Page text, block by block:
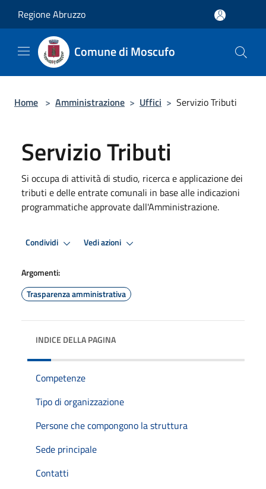
Regione Abruzzo
Comune di Moscufo
Home > Amministrazione > Uffici > Servizio Tributi
Servizio Tributi
Si occupa di attività di studio, ricerca e applicazione dei
tributi e delle entrate comunali in base alle indicazioni
programmatiche approvate dall'Amministrazione.
Condividi Vedi azioni
Argomenti:
Trasparenza amministrativa
INDICE DELLA PAGINA
Competenze
Tipo di organizzazione
Persone che compongono la struttura
Sede principale
Contatti